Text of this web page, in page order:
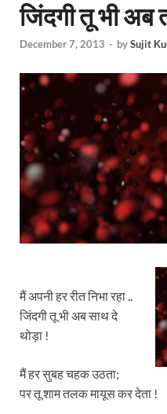
जिंदगी तू भी अब
December 7, 2013 - bySujit
मैं अपनी हर रीत निभा रहा ..
जिंदगी तू भी अब साथ दे
थोड़ा !
मैं हर सुबह चहक उठता;
पर तू शाम तलक मायूस कर देता !